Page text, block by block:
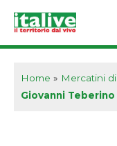
Home » Mercatini
Giovanni Teberino